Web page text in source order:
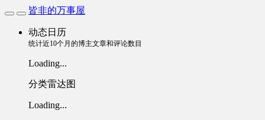
皆非的万事屋
动态日历
统计近10个月的博主文章和评论数目
Loading...
分类雷达图
Loading...